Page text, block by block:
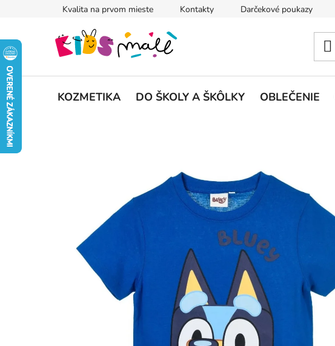
Kvalita na prvom mieste Kontakty Darčekové poukazy
KOZMETIKA DO ŠKOLY A ŠKÔLKY OBLEČENIE